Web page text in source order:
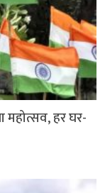
हर घर-